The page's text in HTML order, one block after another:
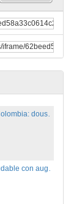
Quenda de preguntas. Proposta para a realización dunha actividade audiovisual para a prevención de accidentes na praia
Colombia: dous océanos e gran potencial para a talasoterapia
Obradoiro de cociña saudable con auga de mar, algas e microalgas